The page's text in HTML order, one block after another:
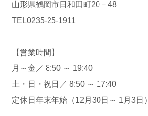
業者様登録はこちら
山形県鶴岡市日和田町20－48
TEL0235-25-1911
【営業時間】
月～金／ 8:50 ～ 19:40
土・日・祝日／ 8:50 ～ 17:40
定休日年末年始（12月30日～ 1月3日）